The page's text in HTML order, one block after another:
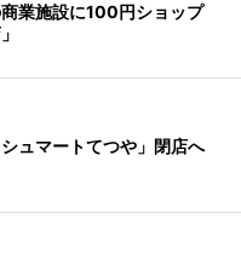
業施設に100円ショップ
ュマートてつや」閉店へ